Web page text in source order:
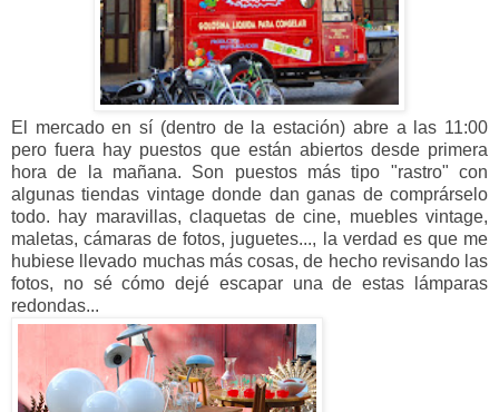
El mercado en sí (dentro de la estación) abre a las 11:00
pero fuera hay puestos que están abiertos desde primera
hora de la mañana. Son puestos más tipo "rastro" con
algunas tiendas vintage donde dan ganas de comprárselo
todo. hay maravillas, claquetas de cine, muebles vintage,
maletas, cámaras de fotos, juguetes..., la verdad es que me
hubiese llevado muchas más cosas, de hecho revisando las
fotos, no sé cómo dejé escapar una de estas lámparas
redondas...